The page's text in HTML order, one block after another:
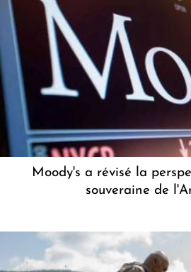
Moody's a révisé la
souveraine de